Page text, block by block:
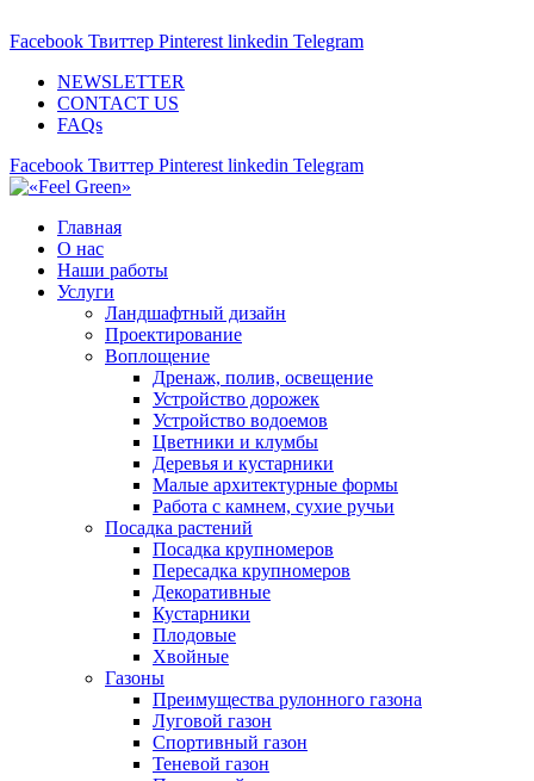
Facebook Твиттер Pinterest linkedin Telegram
NEWSLETTER
CONTACT US
FAQs
Facebook Твиттер Pinterest linkedin Telegram
Главная
О нас
Наши работы
Услуги
Ландшафтный дизайн
Проектирование
Воплощение
Дренаж, полив, освещение
Устройство дорожек
Устройство водоемов
Цветники и клумбы
Деревья и кустарники
Малые архитектурные формы
Работа с камнем, сухие ручьи
Посадка растений
Посадка крупномеров
Пересадка крупномеров
Декоративные
Кустарники
Плодовые
Хвойные
Газоны
Преимущества рулонного газона
Луговой газон
Спортивный газон
Теневой газон